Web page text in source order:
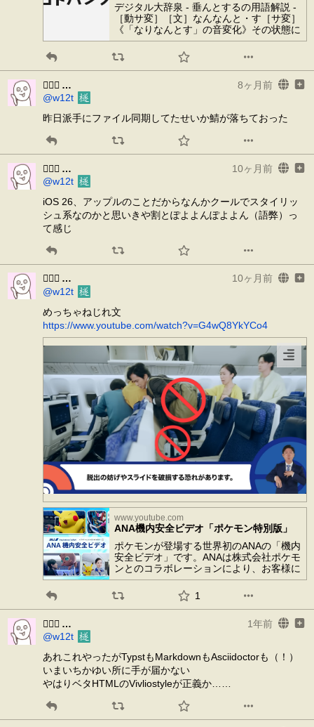
デジタル大辞泉 - 垂んとするの用語解説 -
［動サ変］［文］なんなんと・す［サ変］
《「なりなんとす」の音変化》その状態に
なろうとしている。もう少しでそれに及ぼ
うとする。「10年に―◦する歳月」「棟梁
年を経て地に傾き殆んど仆るるに―◦す」
〈織田訳・花柳春話〉
𰽔㆑𱟛
@w12t
8ヶ月前
昨日派手にファイル同期してたせいか鯖が落ちておった
𰽔㆑𱟛
@w12t
10ヶ月前
iOS 26、アップルのことだからなんかクールでスタイリッ
シュ系なのかと思いきや割とぽよよんぽよよん（語弊）っ
て感じ
𰽔㆑𱟛
@w12t
10ヶ月前
めっちゃねじれ文
https://www.youtube.com/watch?v=G4wQ8YkYCo4
www.youtube.com
ANA機内安全ビデオ「ポケモン特別版」
ポケモンが登場する世界初のANAの「機内
安全ビデオ」です。ANAは株式会社ポケモ
ンとのコラボレーションにより、お客様に
ワクワクをお届けするとともに、子どもか
ら大人まで楽しめる機内安全ビデオを作り
ました。このビデオは、2024年8月15日か
ら「ピカチュウジェットNH」と「イーブ
イジェットNH」の2機にて上映します。...
1
𰽔㆑𱟛
@w12t
1年前
あれこれやったがTypstもMarkdownもAsciidoctorも（！）
いまいちかゆい所に手が届かない
やはりベタHTMLのVivliostyleが正義か……